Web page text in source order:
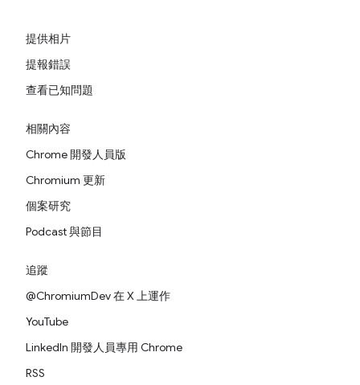
提供相片
提報錯誤
查看已知問題
相關內容
Chrome 開發人員版
Chromium 更新
個案研究
Podcast 與節目
追蹤
@ChromiumDev 在 X 上運作
YouTube
LinkedIn 開發人員專用 Chrome
RSS